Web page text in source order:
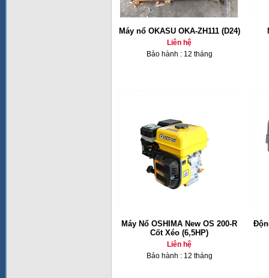
Máy nổ OKASU OKA-ZH111 (D24)
Liên hệ
Bảo hành : 12 tháng
Máy Nổ OSHIMA New OS 200-R
Cốt Xéo (6,5HP)
Liên hệ
Bảo hành : 12 tháng